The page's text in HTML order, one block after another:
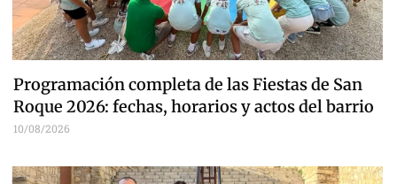
Programación completa de las Fiestas de San
Roque 2026: fechas, horarios y actos del barrio
10/08/2026